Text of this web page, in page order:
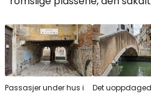
Passasjer under hus i
Det